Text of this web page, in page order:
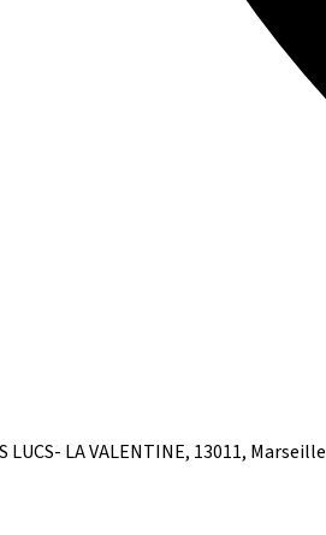
LUCS- LA VALENTINE, 13011, Marseille